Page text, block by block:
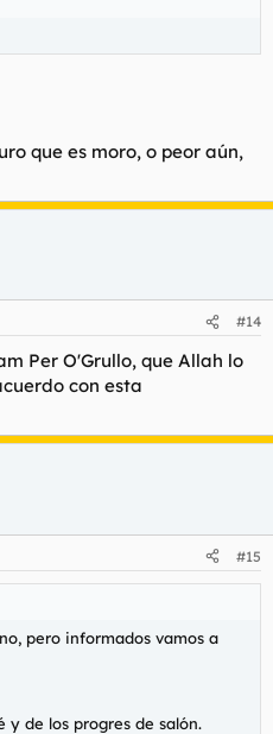
que es moro, o peor aún,
#14
Per O'Grullo, que Allah lo
con esta
#15
pero informados vamos a
y de los progres de salón.